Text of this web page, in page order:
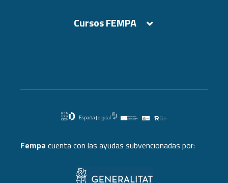
Cursos FEMPA
Fempa cuenta con las ayudas subvencionadas por: